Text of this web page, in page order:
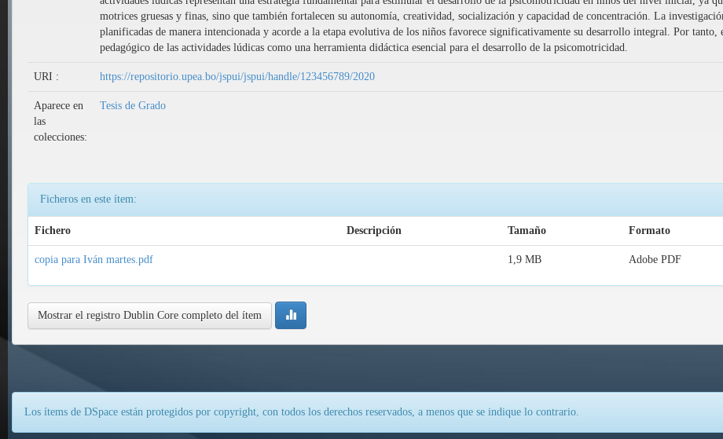
motrices gruesas y finas, sino que también fortalecen su autonomía, creatividad, socialización y capacidad de concentración. La
planificadas de manera intencionada y acorde a la etapa evolutiva de los niños favorece significativamente su desarrollo integral. Por
pedagógico de las actividades lúdicas como una herramienta didáctica esencial para el desarrollo de la psicomotricidad.
URI : https://repositorio.upea.bo/jspui/jspui/handle/123456789/2020
Aparece en
las
colecciones:
Tesis de Grado
Ficheros en este ítem:
Fichero Descripción Tamaño Formato
copia para Iván martes.pdf 1,9 MB Adobe PDF
Mostrar el registro Dublin Core completo del ítem
Los ítems de DSpace están protegidos por copyright, con todos los derechos reservados, a menos que se indique lo contrario.